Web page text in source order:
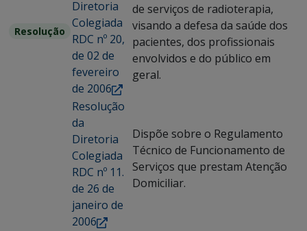
Resolução
Diretoria
Colegiada
RDC nº 20,
de 02 de
fevereiro
de 2006
de serviços de radioterapia,
visando a defesa da saúde dos
pacientes, dos profissionais
envolvidos e do público em
geral.
Resolução
da
Diretoria
Colegiada
RDC nº 11.
de 26 de
janeiro de
2006
Dispõe sobre o Regulamento
Técnico de Funcionamento de
Serviços que prestam Atenção
Domiciliar.